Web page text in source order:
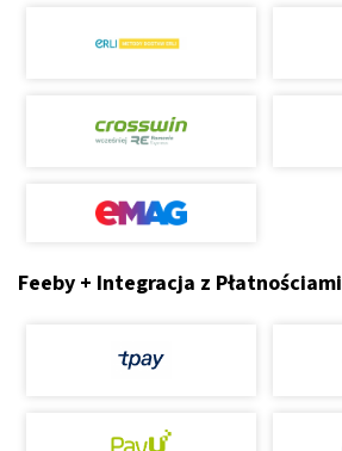
Feeby + Integracja z Płatnościami